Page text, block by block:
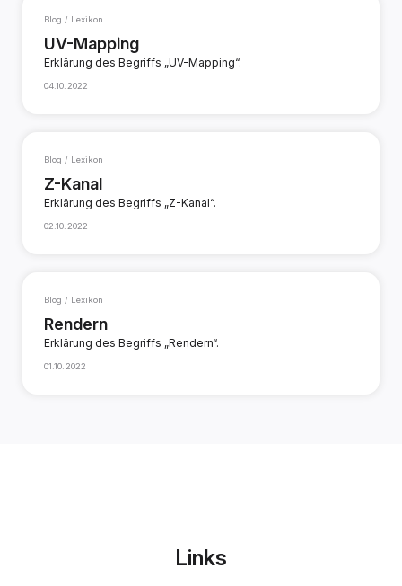
Blog / Lexikon
UV-Mapping
Erklärung des Begriffs „UV-Mapping“.
04.10.2022
Blog / Lexikon
Z-Kanal
Erklärung des Begriffs „Z-Kanal“.
02.10.2022
Blog / Lexikon
Rendern
Erklärung des Begriffs „Rendern“.
01.10.2022
Links